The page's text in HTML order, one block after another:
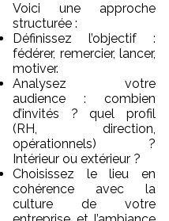
Voici une approche
structurée :
Définissez l’objectif :
fédérer, remercier, lancer,
motiver.
Analysez votre
audience : combien
d’invités ? quel profil
(RH, direction,
opérationnels) ?
Intérieur ou extérieur ?
Choisissez le lieu en
cohérence avec la
culture de votre